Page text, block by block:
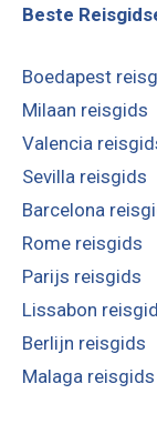
Beste
Boedapest
Milaan reisgids
Valencia
Sevilla reisgids
Barcelona
Rome reisgids
Parijs reisgids
Lissabon
Berlijn reisgids
Malaga reisgids